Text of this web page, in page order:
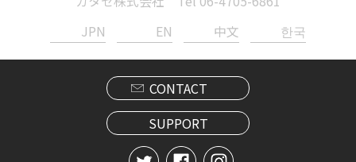
JPN
EN 中文 한국
CONTACT
SUPPORT